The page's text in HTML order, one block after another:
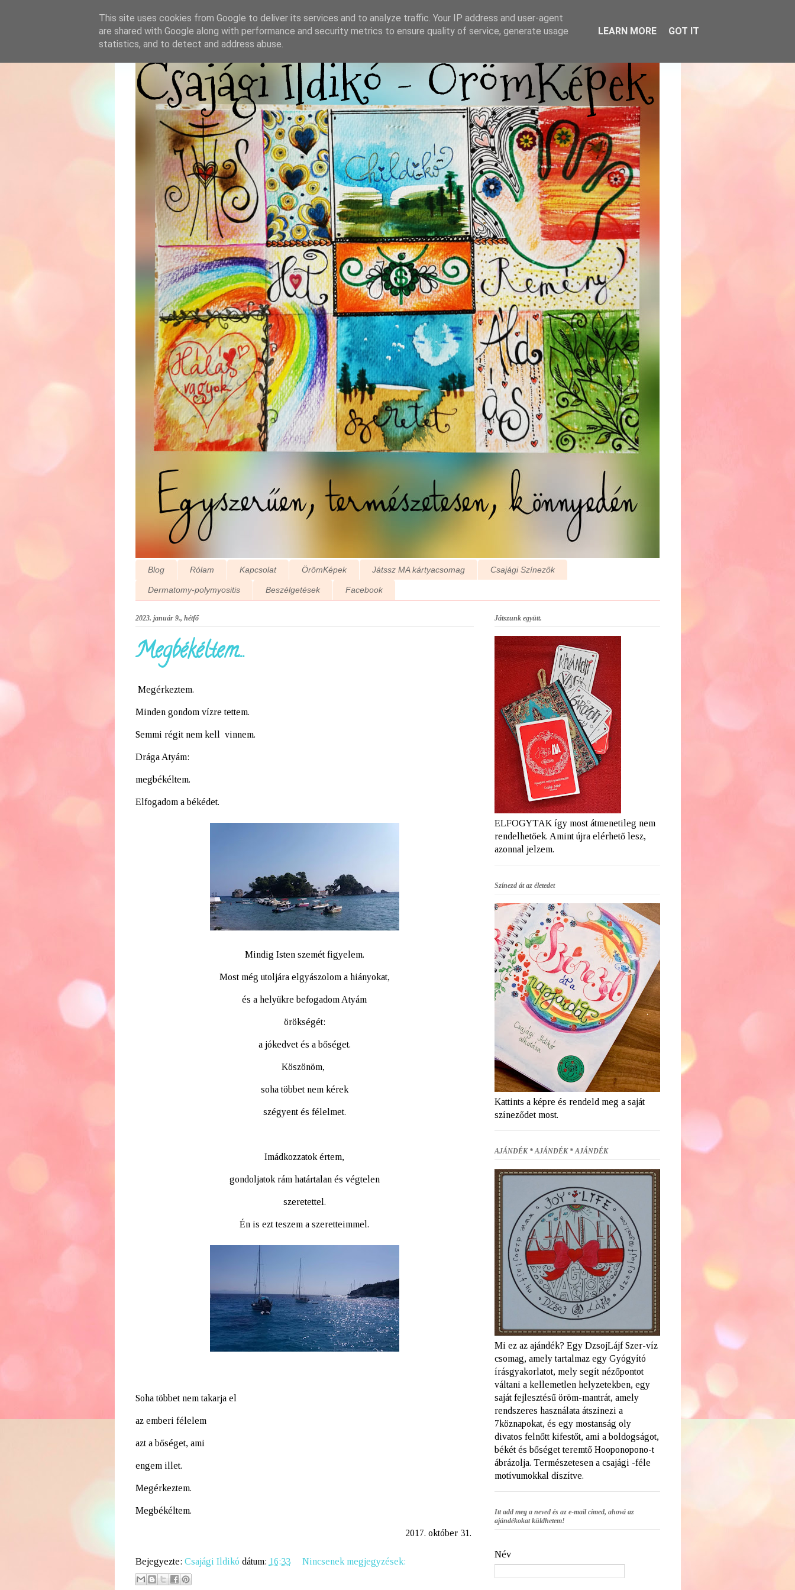
Csajági Ildikó - ÖrömKépek
Blog Rólam Kapcsolat ÖrömKépek Játssz MA kártyacsomag Csajági Színezők
Dermatomy-polymyositis Beszélgetések Facebook
2023. január 9., hétfő
Megbékéltem...
Megérkeztem.
Minden gondom vízre tettem.
Semmi régit nem kell vinnem.
Drága Atyám:
megbékéltem.
Elfogadom a békédet.
Mindig Isten szemét figyelem.
Most még utoljára elgyászolom a hiányokat,
és a helyükre befogadom Atyám
örökségét:
a jókedvet és a bőséget.
Köszönöm,
soha többet nem kérek
szégyent és félelmet.
Imádkozzatok értem,
gondoljatok rám határtalan és végtelen
szeretettel.
Én is ezt teszem a szeretteimmel.
Soha többet nem takarja el
az emberi félelem
azt a bőséget, ami
engem illet.
Megérkeztem.
Megbékéltem.
2017. október 31.
Bejegyezte: Csajági Ildikó dátum: 16:33 Nincsenek megjegyzések:
Játszunk együtt.
ELFOGYTAK így most átmenetileg nem
rendelhetőek. Amint újra elérhető lesz,
azonnal jelzem.
Színezd át az életedet
Kattints a képre és rendeld meg a saját
színeződet most.
AJÁNDÉK * AJÁNDÉK * AJÁNDÉK
Mi ez az ajándék? Egy DzsojLájf Szer-víz
csomag, amely tartalmaz egy Gyógyító
írásgyakorlatot, mely segít nézőpontot
váltani a kellemetlen helyzetekben, egy
saját fejlesztésű öröm-mantrát, amely
rendszeres használata átszinezi a
7köznapokat, és egy mostanság oly
divatos felnőtt kifestőt, ami a boldogságot,
békét és bőséget teremtő Hooponopono-t
ábrázolja. Természetesen a csajági -féle
motívumokkal díszítve.
Itt add meg a neved és az e-mail címed, ahová az
ajándékokat küldhetem!
Név
This site uses cookies from Google to deliver its services and to analyze traffic. Your IP address and user-agent
are shared with Google along with performance and security metrics to ensure quality of service, generate usage
statistics, and to detect and address abuse.
LEARN MORE GOT IT